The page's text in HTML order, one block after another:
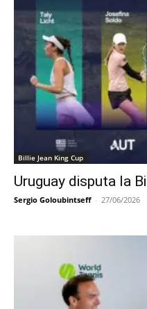
Billie Jean King Cup
Uruguay disputa la
Sergio Goloubintseff - 27/06/2026